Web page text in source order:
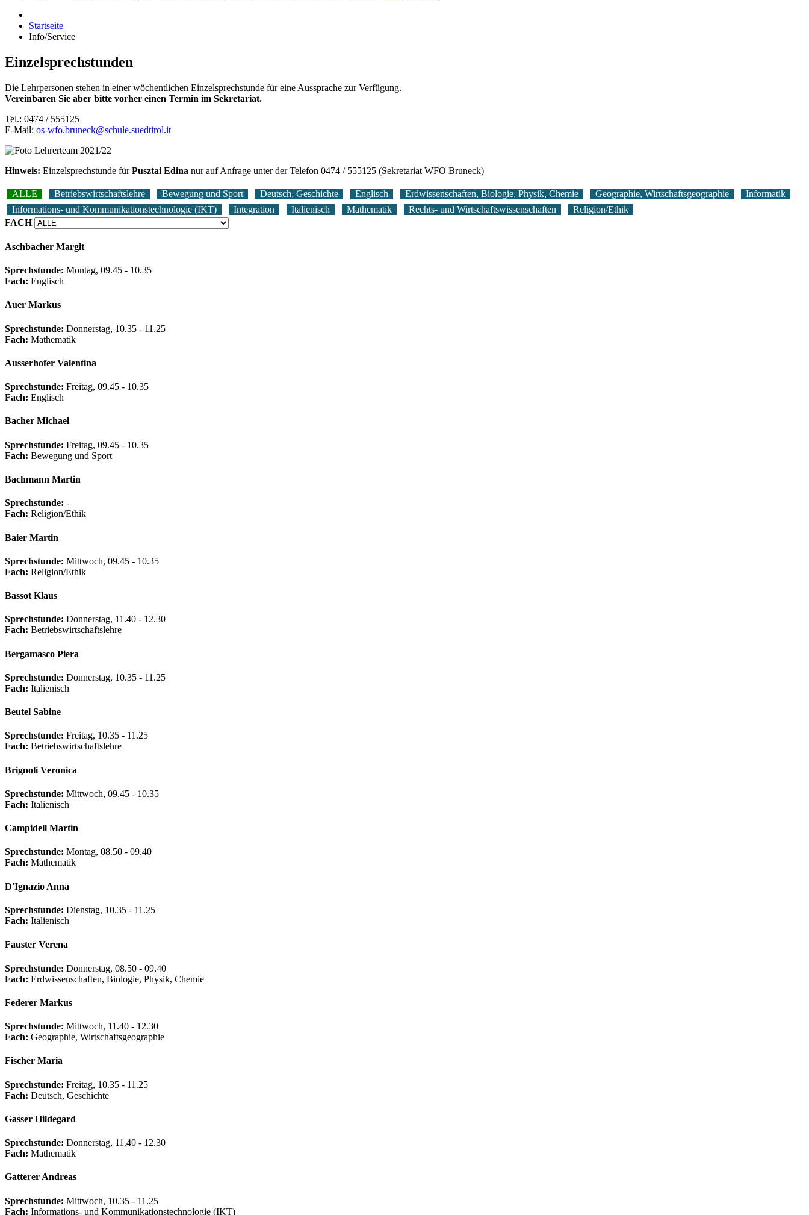
Startseite
Info/Service
Einzelsprechstunden
Die Lehrpersonen stehen in einer wöchentlichen Einzelsprechstunde für eine Aussprache zur Verfügung.
Vereinbaren Sie aber bitte vorher einen Termin im Sekretariat.
Tel.: 0474 / 555125
E-Mail: os-wfo.bruneck@schule.suedtirol.it
Hinweis: Einzelsprechstunde fürPusztai Edina nur auf Anfrage unter der Telefon 0474 / 555125 (Sekretariat WFO Bruneck)
ALLE Betriebswirtschaftslehre Bewegung und Sport Deutsch, Geschichte Englisch Erdwissenschaften, Biologie, Physik, Chemie Geographie, Wirtschaftsgeographie
Informatik
Informations- und Kommunikationstechnologie (IKT)
Integration Italienisch Mathematik Rechts- und Wirtschaftswissenschaften
Religion/Ethik
FACH
Aschbacher Margit
Sprechstunde: Montag, 09.45 - 10.35
Fach: Englisch
Auer Markus
Sprechstunde: Donnerstag, 10.35 - 11.25
Fach: Mathematik
Ausserhofer Valentina
Sprechstunde: Freitag, 09.45 - 10.35
Fach: Englisch
Bacher Michael
Sprechstunde: Freitag, 09.45 - 10.35
Fach: Bewegung und Sport
Bachmann Martin
Sprechstunde: -
Fach: Religion/Ethik
Baier Martin
Sprechstunde: Mittwoch, 09.45 - 10.35
Fach: Religion/Ethik
Bassot Klaus
Sprechstunde: Donnerstag, 11.40 - 12.30
Fach: Betriebswirtschaftslehre
Bergamasco Piera
Sprechstunde: Donnerstag, 10.35 - 11.25
Fach: Italienisch
Beutel Sabine
Sprechstunde: Freitag, 10.35 - 11.25
Fach: Betriebswirtschaftslehre
Brignoli Veronica
Sprechstunde: Mittwoch, 09.45 - 10.35
Fach: Italienisch
Campidell Martin
Sprechstunde: Montag, 08.50 - 09.40
Fach: Mathematik
D'Ignazio Anna
Sprechstunde: Dienstag, 10.35 - 11.25
Fach: Italienisch
Fauster Verena
Sprechstunde: Donnerstag, 08.50 - 09.40
Fach: Erdwissenschaften, Biologie, Physik, Chemie
Federer Markus
Sprechstunde: Mittwoch, 11.40 - 12.30
Fach: Geographie, Wirtschaftsgeographie
Fischer Maria
Sprechstunde: Freitag, 10.35 - 11.25
Fach: Deutsch, Geschichte
Gasser Hildegard
Sprechstunde: Donnerstag, 11.40 - 12.30
Fach: Mathematik
Gatterer Andreas
Sprechstunde: Mittwoch, 10.35 - 11.25
Fach: Informations- und Kommunikationstechnologie (IKT)